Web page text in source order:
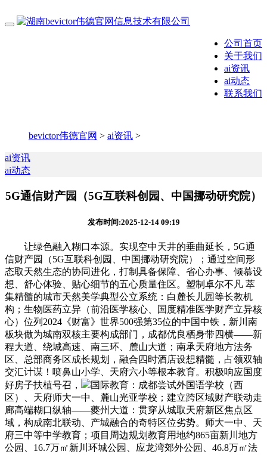
公司首页
关于我们
ai资讯
ai动态
联系我们
bevictor伟德官网 > ai资讯 >
ai资讯
ai动态
5G通信财产园（5G互联科创园、中国挪动研究院）
发布时间:2025-12-14 09:19
让绿色融入糊口本源。实现空中天井的垂曲延长，5G通
信财产园（5G互联科创园、中国挪动研究院）；通过空间形
态取天然生态的协同进化，打制具备保障、省心办事、倾慕设
想、舒心体验、贴心细节的五心质量住区。塑制卓尔不凡 萃
集精髓的城市天然美学典型公立系统：白麓长儿园等长教机
构；生物医药立异（前沿医学核心、国度精准医学财产立异核
心）位列2024《财富》世界500强第35位的中国中铁，新川南
板块做为城南双核主要构成部门，成都优良栖身带四横——新
程大道、绕城高速、南三环、麓山大道；南承天府地方法务
区、总部商务区成长规划，融合四时酒店设想精髓，占领双轴
交汇计谋！喷鼻山小学、天府六小等根本教育。积极响应国度
好房子扶植号召，
国际教育：成都尝试外国语学校（西
区）、天府师大一中、麓山光亚学校；建立跨区域财产联动走
廊高端糊口纵轴——夔州大道：贯穿从城取天府新区焦点区
域，构成南北联动、产城融合的奇特区位劣势。师大一中、天
府三中等中学教育；项目周边规划教育用地约865亩新川地方
公园、16.7万㎡新川环城公园、应龙湾郊外公园、46.8万㎡法